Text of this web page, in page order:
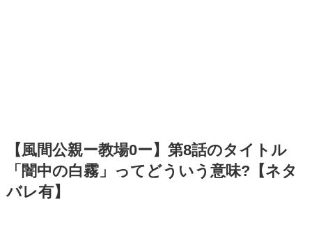
【風間公親ー教場0ー】第8話のタイトル
「闇中の白霧」ってどういう意味?【ネタ
バレ有】